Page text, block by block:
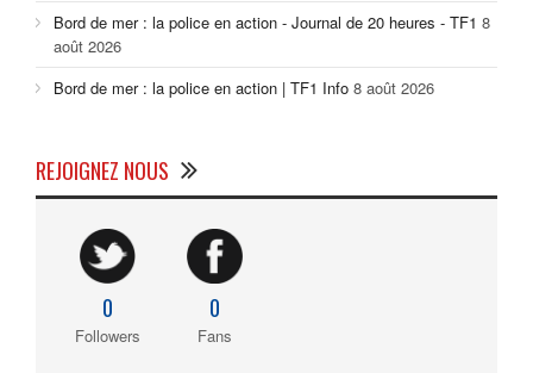
Bord de mer : la police en action - Journal de 20 heures - TF1 8
août 2026
Bord de mer : la police en action | TF1 Info 8 août 2026
REJOIGNEZ NOUS
0
Followers
0
Fans